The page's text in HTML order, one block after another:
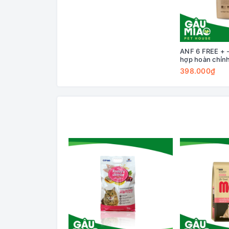
ANF 6 FREE +
hợp hoàn
tuổi vị Vịt và
398.000₫